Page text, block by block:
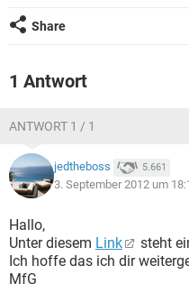
FACEBOOK
Share
1 Antwort
ANTWORT 1 / 1
jedtheboss 5.661
3. September 2012 um
Hallo,
Unter diesem Link
steht
Ich hoffe das ich dir
MfG